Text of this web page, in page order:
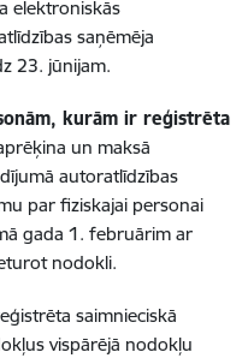
elektroniskās
saņēmēja
23. jūnijam.
kurām ir reģistrēta
un maksā
autoratlīdzības
par fiziskajai personai
gada 1. februārim ar
nodokli.
saimnieciskā
vispārējā nodokļu